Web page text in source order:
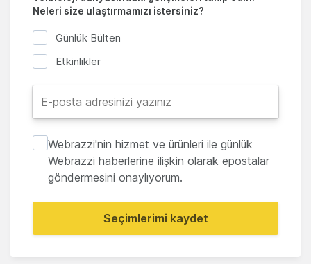
Neleri size ulaştırmamızı istersiniz?
Günlük Bülten
Etkinlikler
Webrazzi'nin hizmet ve ürünleri ile günlük
Webrazzi haberlerine ilişkin olarak epostalar
göndermesini onaylıyorum.
Seçimlerimi kaydet